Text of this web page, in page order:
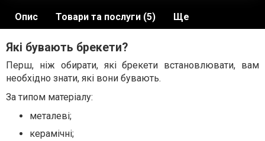
Опис Товари та послуги (5) Ще
Які бувають брекети?
Перш, ніж обирати, які брекети встановлювати, вам
необхідно знати, які вони бувають.
За типом матеріалу:
металеві;
керамічні;